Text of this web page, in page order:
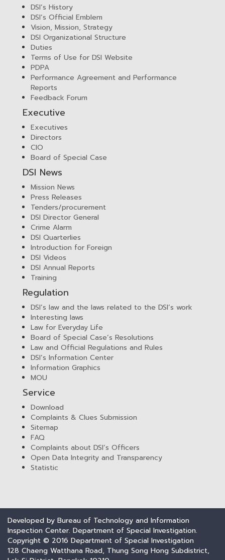
DSI’s History
DSI’s Official Emblem
Vision, Mission, Strategy
DSI Organizational Structure
Duties
Terms of Use for DSI Website
PDPA
Performance Agreement and Performance
Reports
Feedback Forum
Executive
Executives
Directors
CIO
Board of Special Case
DSI News
Mission News
Press Releases
Tenders/procurement
DSI Director General
Crime Alarm
DSI Quarterlies
Introduction for Foreign
DSI Videos
DSI Annual Reports
Training
Regulation
DSI’s law and the laws related to the DSI’s work
Interesting laws
Law for Everyday Life
Board of Special Case’s Resolutions
Law and Official Regulations and Rules
DSI’s Information Center
Information Graphics
MOU
Service
Download
Complaints & Clues Submission
Sitemap
FAQ
Complaints about DSI’s Officers
Open Data Integrity and Transparency
Statistic
Developed by Bureau of Technology and Information
Inspection Center. Department of Special Investigation.
Copyright © 2016 Department of Special Investigation
128 Chaeng Watthana Road, Thung Song Hong Subdistrict,